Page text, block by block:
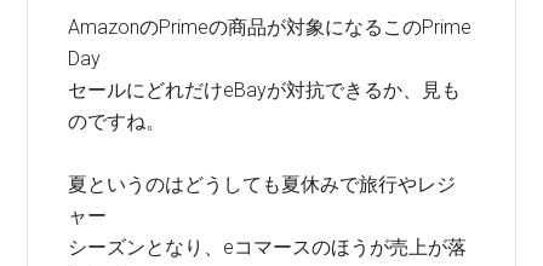
AmazonのPrimeの商品が対象になるこのPrime
Day
セールにどれだけeBayが対抗できるか、見も
のですね。
夏というのはどうしても夏休みで旅行やレジ
ャー
シーズンとなり、eコマースのほうが売上が落